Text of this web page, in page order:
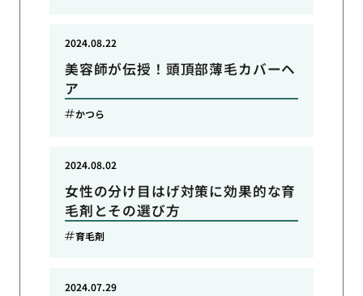
美容師が伝授！頭頂部薄毛カバーヘ
ア
2024.08.22
かつら
女性の分け目はげ対策に効果的な育
毛剤とその選び方
2024.08.02
育毛剤
2024.07.29